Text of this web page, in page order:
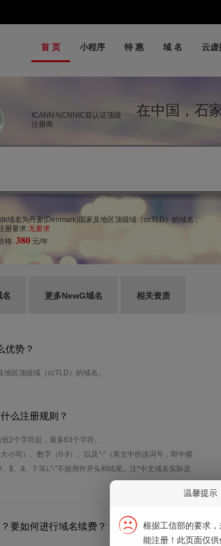
首 页 小程序 特 惠 域 名 云虚
ICANN与CNNIC双认证顶级
注册商
在中国，石
域名为丹麦(Denmark)国家及地区顶级域（ccTLD）的域名 ;
册要求:无要求
格: 380 元/年
名 更多NewG域名 相关资质
优势？
区顶级域（ccTLD）的域名。
么注册规则？
2个字符起，最多63个字符。
小写）、数字（0-9）、以及"-"（英文中的连词号，即中横
$、&、? 等),"-"不能用作开头和结尾。注*中文域名实际是
要如何进行域名续费？
温馨提示
根据工信部的要求
能注册！此页面仅供